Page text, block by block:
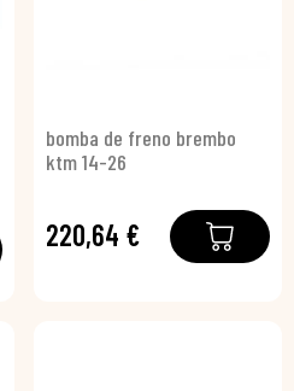
bomba de freno brembo
ktm 14-26
220,64 €